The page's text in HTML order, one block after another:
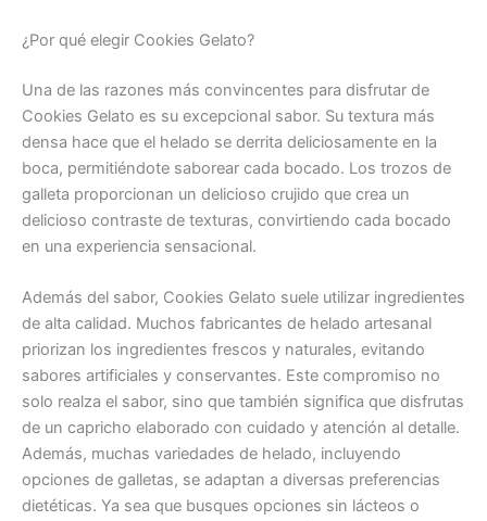
¿Por qué elegir Cookies Gelato?
Una de las razones más convincentes para disfrutar de
Cookies Gelato es su excepcional sabor. Su textura más
densa hace que el helado se derrita deliciosamente en la
boca, permitiéndote saborear cada bocado. Los trozos de
galleta proporcionan un delicioso crujido que crea un
delicioso contraste de texturas, convirtiendo cada bocado
en una experiencia sensacional.
Además del sabor, Cookies Gelato suele utilizar ingredientes
de alta calidad. Muchos fabricantes de helado artesanal
priorizan los ingredientes frescos y naturales, evitando
sabores artificiales y conservantes. Este compromiso no
solo realza el sabor, sino que también significa que disfrutas
de un capricho elaborado con cuidado y atención al detalle.
Además, muchas variedades de helado, incluyendo
opciones de galletas, se adaptan a diversas preferencias
dietéticas. Ya sea que busques opciones sin lácteos o